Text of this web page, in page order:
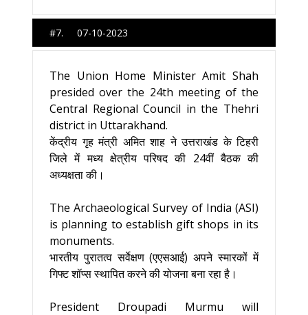
#7. 07-10-2023
The Union Home Minister Amit Shah
presided over the 24th meeting of the
Central Regional Council in the Thehri
district in Uttarakhand.
केंद्रीय गृह मंत्री अमित शाह ने उत्तराखंड के टिहरी
जिले में मध्य क्षेत्रीय परिषद की 24वीं बैठक की
अध्यक्षता की।
The Archaeological Survey of India (ASI)
is planning to establish gift shops in its
monuments.
भारतीय पुरातत्व सर्वेक्षण (एएसआई) अपने स्मारकों में
गिफ्ट शॉप्स स्थापित करने की योजना बना रहा है।
President Droupadi Murmu will